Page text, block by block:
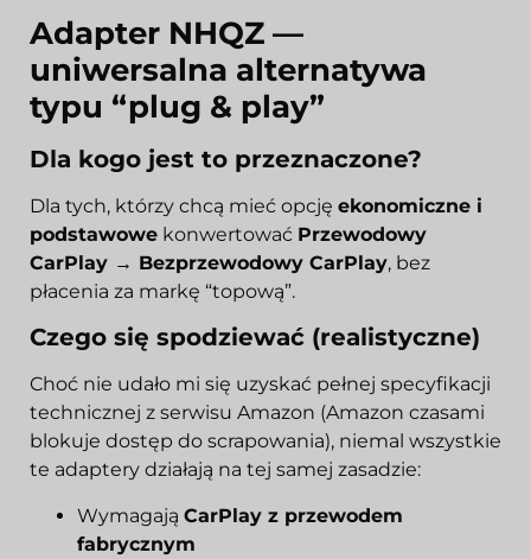
Adapter NHQZ —
uniwersalna alternatywa
typu “plug & play”
Dla kogo jest to przeznaczone?
Dla tych, którzy chcą mieć opcję ekonomiczne i
podstawowe konwertować Przewodowy
CarPlay → Bezprzewodowy CarPlay, bez
płacenia za markę “topową”.
Czego się spodziewać (realistyczne)
Choć nie udało mi się uzyskać pełnej specyfikacji
technicznej z serwisu Amazon (Amazon czasami
blokuje dostęp do scrapowania), niemal wszystkie
te adaptery działają na tej samej zasadzie:
Wymagają CarPlay z przewodem
fabrycznym